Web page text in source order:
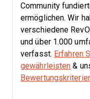
Community
ermöglichen. Wir
verschiedene
und über 1.000
verfasst. Erfahren
gewährleisten &